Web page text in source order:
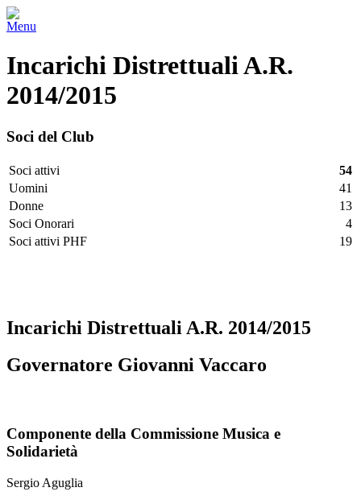
Menu
Incarichi Distrettuali A.R.
2014/2015
Soci del Club
Soci attivi
54
Uomini
41
Donne
13
Soci Onorari
4
Soci attivi PHF
19
Incarichi Distrettuali A.R. 2014/2015
Governatore Giovanni Vaccaro
Componente della Commissione Musica e
Solidarietà
Sergio Aguglia
John
Giorgio